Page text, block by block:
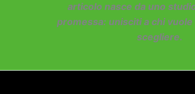
articolo nasce da uno
promessa: unisciti a chi
scegliere.